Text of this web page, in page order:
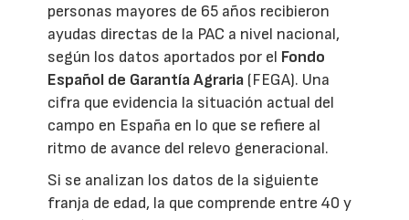
personas mayores de 65 años recibieron
ayudas directas de la PAC a nivel nacional,
según los datos aportados por el Fondo
Español de Garantía Agraria (FEGA). Una
cifra que evidencia la situación actual del
campo en España en lo que se refiere al
ritmo de avance del relevo generacional.
Si se analizan los datos de la siguiente
franja de edad, la que comprende entre 40 y